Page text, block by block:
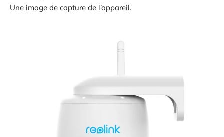
Une image de capture de l’appareil.